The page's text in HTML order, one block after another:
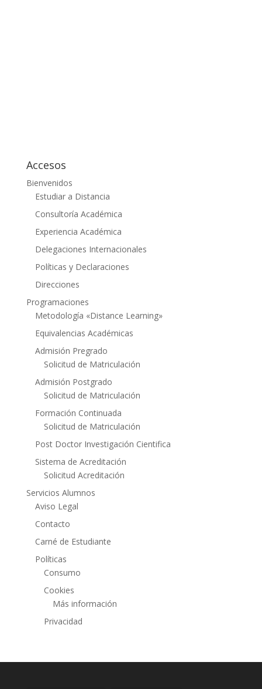
Accesos
Bienvenidos
Estudiar a Distancia
Consultoría Académica
Experiencia Académica
Delegaciones Internacionales
Políticas y Declaraciones
Direcciones
Programaciones
Metodología «Distance Learning»
Equivalencias Académicas
Admisión Pregrado
Solicitud de Matriculación
Admisión Postgrado
Solicitud de Matriculación
Formación Continuada
Solicitud de Matriculación
Post Doctor Investigación Cientifica
Sistema de Acreditación
Solicitud Acreditación
Servicios Alumnos
Aviso Legal
Contacto
Carné de Estudiante
Políticas
Consumo
Cookies
Más información
Privacidad